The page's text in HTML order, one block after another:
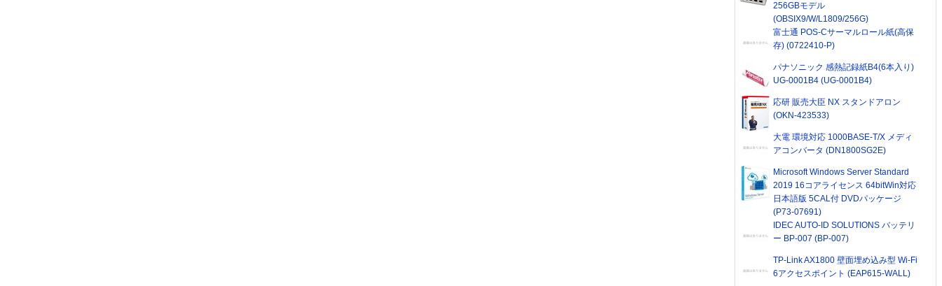
256GBモデル
(OBSIX9/W/L1809/256G)
富士通 POS-Cサーマルロール紙(高保
存) (0722410-P)
パナソニック 感熱記録紙B4(6本入り)
UG-0001B4 (UG-0001B4)
応研 販売大臣 NX スタンドアロン
(OKN-423533)
大電 環境対応 1000BASE-T/X メディ
アコンバータ (DN1800SG2E)
Microsoft Windows Server Standard
2019 16コアライセンス 64bitWin対応
日本語版 5CAL付 DVDパッケージ
(P73-07691)
IDEC AUTO-ID SOLUTIONS バッテリ
ー BP-007 (BP-007)
TP-Link AX1800 壁面埋め込み型 Wi-Fi
6アクセスポイント (EAP615-WALL)